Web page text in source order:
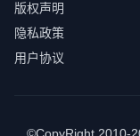
版权声明
隐私政策
用户协议